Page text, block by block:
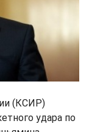
(КСИР)
удара по